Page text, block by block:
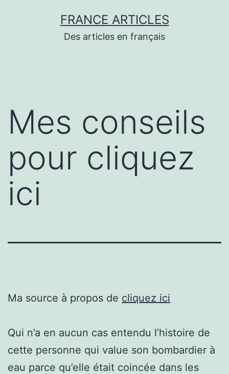
FRANCE ARTICLES
Des articles en français
Mes conseils
pour cliquez
ici
Ma source à propos de cliquez ici
Qui n’a en aucun cas entendu l’histoire de
cette personne qui value son bombardier à
eau parce qu’elle était coincée dans les